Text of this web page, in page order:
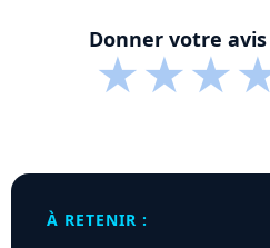
Donner votre
★★★
À RETENIR :